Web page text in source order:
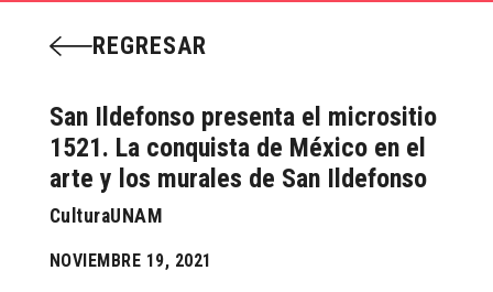
REGRESAR
San Ildefonso presenta el micrositio
1521. La conquista de México en el
arte y los murales de San Ildefonso
CulturaUNAM
NOVIEMBRE 19, 2021